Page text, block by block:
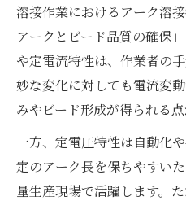
溶接作業におけるアーク溶
アークとビード品質の確保
や定電流特性は、作業者の
妙な変化に対しても電流変
みやビード形成が得られる点
一方、定電圧特性は自動化
定のアーク長を保ちやすい
量生産現場で活躍します。